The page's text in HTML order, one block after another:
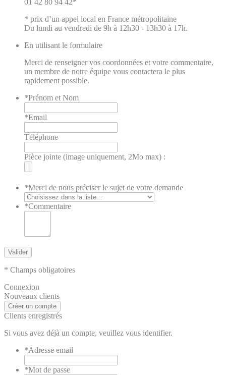
01 42 80 94 42*
* prix d’un appel local en France métropolitaine
Du lundi au vendredi de 9h à 12h30 - 13h30 à 17h.
En utilisant le formulaire
Merci de renseigner vos coordonnées et votre commentaire,
un membre de notre équipe vous contactera le plus
rapidement possible.
*Prénom et Nom
*Email
Téléphone
Pièce jointe (image uniquement, 2Mo max) :
*Merci de nous préciser le sujet de votre demande
*Commentaire
Valider
* Champs obligatoires
Connexion
Nouveaux clients
Créer un compte
Clients enregistrés
Si vous avez déjà un compte, veuillez vous identifier.
*Adresse email
*Mot de passe